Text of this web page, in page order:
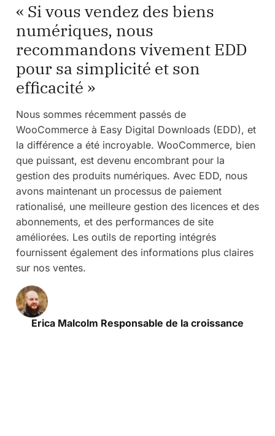
« Si vous vendez des biens
numériques, nous
recommandons vivement EDD
pour sa simplicité et son
efficacité »
Nous sommes récemment passés de
WooCommerce à Easy Digital Downloads (EDD), et
la différence a été incroyable. WooCommerce, bien
que puissant, est devenu encombrant pour la
gestion des produits numériques. Avec EDD, nous
avons maintenant un processus de paiement
rationalisé, une meilleure gestion des licences et des
abonnements, et des performances de site
améliorées. Les outils de reporting intégrés
fournissent également des informations plus claires
sur nos ventes.
Erica Malcolm Responsable de la croissance